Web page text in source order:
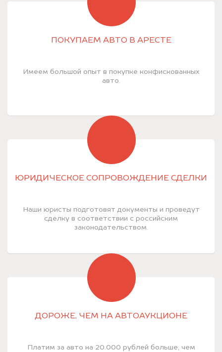
ПОКУПАЕМ АВТО В АРЕСТЕ
Имеем большой опыт в покупке конфискованных
авто.
ЮРИДИЧЕСКОЕ СОПРОВОЖДЕНИЕ СДЕЛКИ
Наши юристы подготовят документы и проведут
сделку в соответствии с российским
законодательством.
ДОРОЖЕ, ЧЕМ НА АВТОАУКЦИОНЕ
Платим за авто на 20.000 рублей больше, чем